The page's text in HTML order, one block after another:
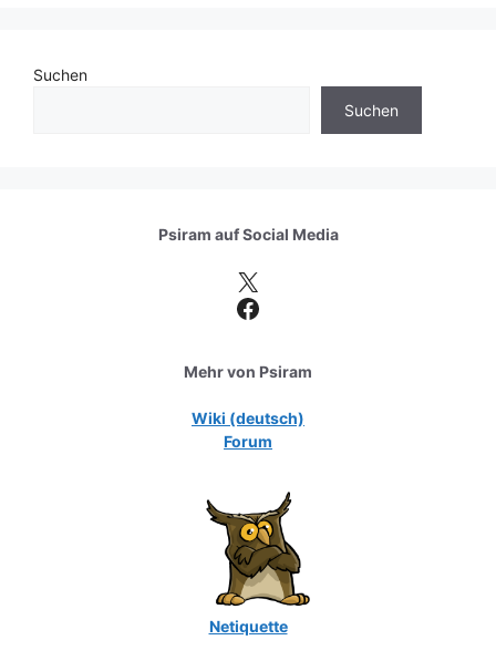
Suchen
Suchen
Psiram aufSocial Media
X
Facebook
Mehr von Psiram
Wiki (deutsch)
Forum
Netiquette